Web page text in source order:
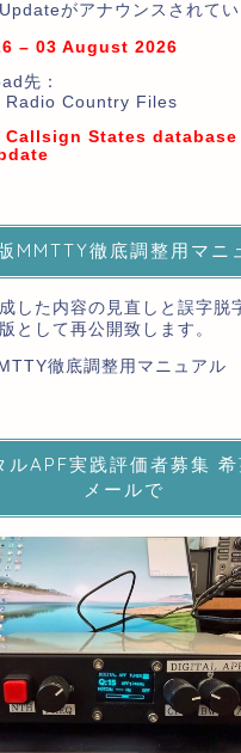
がアナウンスされてい
– 03 August 2026
先：
Radio Country Files
Callsign States database
MMTTY徹底調整用マニ
した内容の見直しと誤字脱
として再公開致します。
徹底調整用マニュアル
ルAPF実践評価者募集 希
メールで